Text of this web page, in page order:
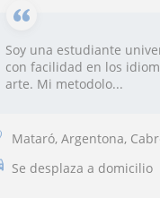
Soy una estudiante
con facilidad en los
arte. Mi metodolo...
Mataró, Argentona, Cabrera de Mar, Sant
Se desplaza a domicilio